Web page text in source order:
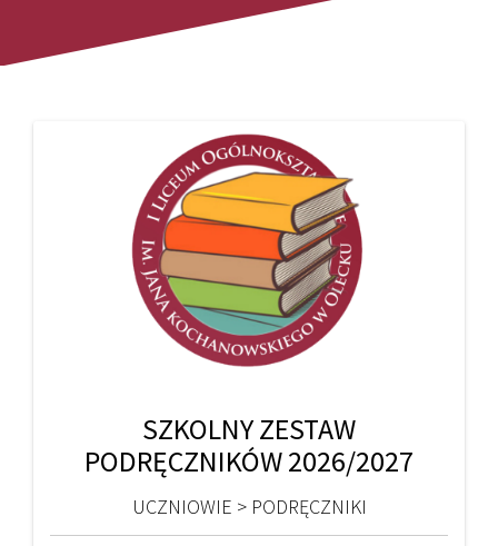
SZKOLNY ZESTAW
PODRĘCZNIKÓW 2026/2027
UCZNIOWIE > PODRĘCZNIKI